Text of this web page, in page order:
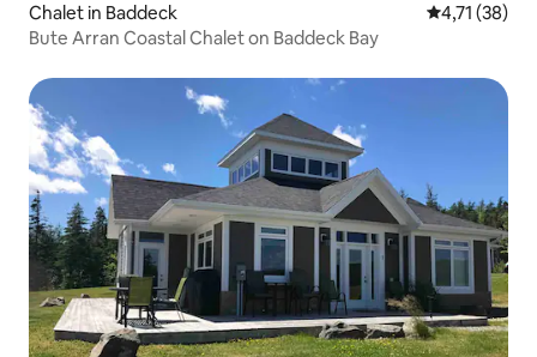
Chalet in Baddeck Gemiddelde
4,71 (38)
Bute Arran Coastal Chalet on Baddeck Bay